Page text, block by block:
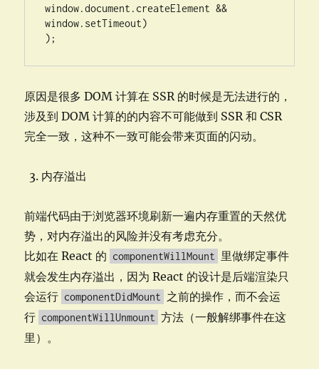
window.document.createElement &&
window.setTimeout)
);
原因是很多 DOM 计算在 SSR 的时候是无法进行的，
涉及到 DOM 计算的的内容不可能做到 SSR 和 CSR
完全一致，这种不一致可能会带来页面的闪动。
内存溢出
前端代码由于浏览器环境刷新一遍内存重置的天然优
势，对内存溢出的风险并没有考虑充分。
比如在 React 的 componentWillMount 里做绑定事件
就会发生内存溢出，因为 React 的设计是后端渲染只
会运行 componentDidMount 之前的操作，而不会运
行 componentWillUnmount 方法（一般解绑事件在这
里）。